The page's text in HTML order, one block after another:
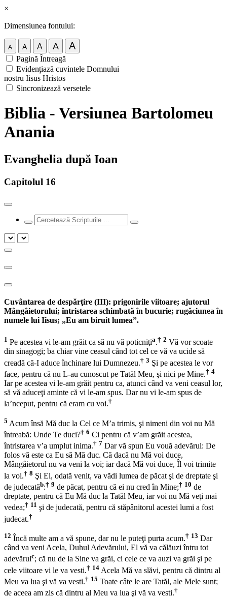
×
Dimensiunea fontului:
A A A A A
Pagină Întreagă
Evidențiază cuvintele Domnului
nostru Iisus Hristos
Sincronizează versetele
Biblia - Versiunea Bartolomeu
Anania
Evanghelia după Ioan
Capitolul 16
Cuvântarea de despărţire (III): prigonirile viitoare; ajutorul
Mângâietorului; întristarea schimbată în bucurie; rugăciunea în
numele lui Iisus; „Eu am biruit lumea”.
1 Pe acestea vi le-am grăit ca să nu vă poticniţia.† 2 Vă vor scoate
din sinagogi; ba chiar vine ceasul când tot cel ce vă va ucide să
creadă că-I aduce închinare lui Dumnezeu.† 3 Şi pe acestea le vor
face, pentru că nu L-au cunoscut pe Tatăl Meu, şi nici pe Mine.† 4
Iar pe acestea vi le-am grăit pentru ca, atunci când va veni ceasul lor,
să vă aduceţi aminte că vi le-am spus. Dar nu vi le-am spus de
la’nceput, pentru că eram cu voi.†
5 Acum însă Mă duc la Cel ce M’a trimis, şi nimeni din voi nu Mă
întreabă: Unde Te duci?† 6 Ci pentru că v’am grăit acestea,
întristarea v’a umplut inima.† 7 Dar vă spun Eu vouă adevărul: De
folos vă este ca Eu să Mă duc. Că dacă nu Mă voi duce,
Mângâietorul nu va veni la voi; iar dacă Mă voi duce, Îl voi trimite
la voi.† 8 Şi El, odată venit, va vădi lumea de păcat şi de dreptate şi
de judecatăb:† 9 de păcat, pentru că ei nu cred în Mine;† 10 de
dreptate, pentru că Eu Mă duc la Tatăl Meu, iar voi nu Mă veţi mai
vedea;† 11 şi de judecată, pentru că stăpânitorul acestei lumi a fost
judecat.†
12 Încă multe am a vă spune, dar nu le puteţi purta acum.† 13 Dar
când va veni Acela, Duhul Adevărului, El vă va călăuzi întru tot
adevărulc; că nu de la Sine va grăi, ci cele ce va auzi va grăi şi pe
cele viitoare vi le va vesti.† 14 Acela Mă va slăvi, pentru că dintru al
Meu va lua şi vă va vesti.† 15 Toate câte le are Tatăl, ale Mele sunt;
de aceea am zis că dintru al Meu va lua şi vă va vesti.†